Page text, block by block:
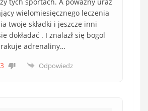
wielomiesięcznego leczenia
twoje składki i jeszcze inni
dokładać . I znalazł się bogol
adrenaliny…
Odpowiedz